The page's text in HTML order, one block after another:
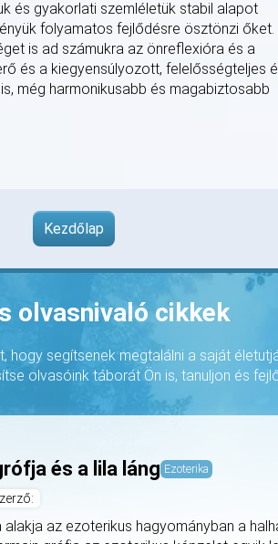
és gyakorlati szemléletük stabil alapot
folyamatos fejlődésre ösztönzi őket.
is ad számukra az önreflexióra és a
és a kiegyensúlyozott, felelősségteljes
még harmonikusabb és magabiztosabb
Kezdőlap
olvasnivaló cikkek
segítsenek megtalálni a saját
olvasóink táborát Ön is, tanuljon és
és a lila láng Ezoterika
alakja az ezoterikus hagyományban a